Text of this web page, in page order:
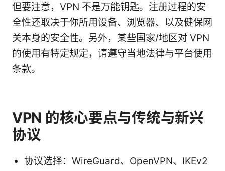
但要注意，VPN 不是万能钥匙。注册过程的安
全性还取决于你所用设备、浏览器、以及健保网
关本身的安全性。另外，某些国家/地区对 VPN
的使用有特定规定，请遵守当地法律与平台使用
条款。
VPN 的核心要点与传统与新兴
协议
协议选择：WireGuard、OpenVPN、IKEv2